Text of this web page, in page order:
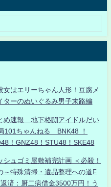
はエリーちゃん人形！豆腐メ
ターのぬいぐるみ男子末路編
め速報 地下格闘アイドルだい
101ちゃんねる BNK48 ！
！GNZ48！STU48！SKE48
ュゴミ屋敷補完計画 ＜必殺！
～特殊清掃・遺品整理への道F
済：厨二病借金3500万円！う